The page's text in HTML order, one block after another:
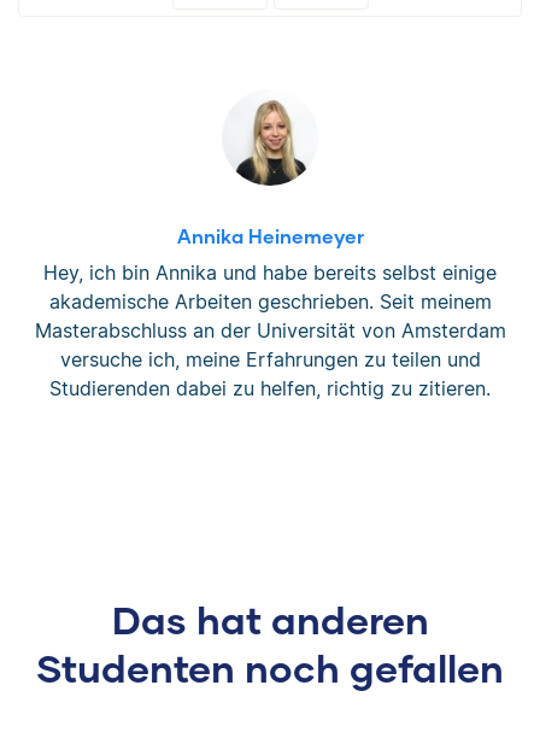
Annika Heinemeyer
Hey, ich bin Annika und habe bereits selbst einige
akademische Arbeiten geschrieben. Seit meinem
Masterabschluss an der Universität von Amsterdam
versuche ich, meine Erfahrungen zu teilen und
Studierenden dabei zu helfen, richtig zu zitieren.
Das hat anderen
Studenten noch gefallen